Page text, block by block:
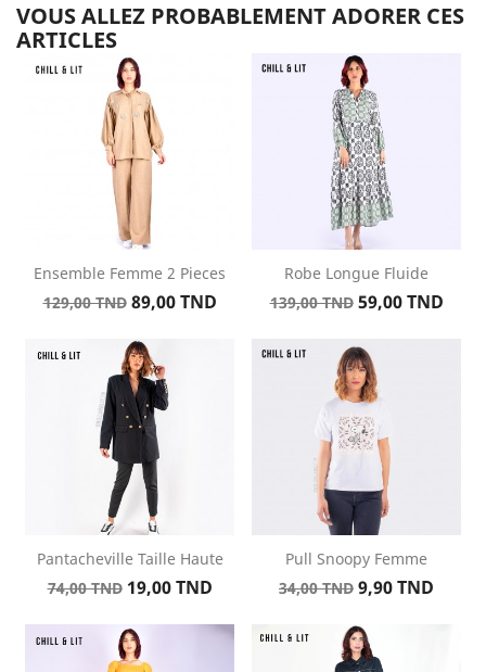
VOUS ALLEZ PROBABLEMENT ADORER CES
ARTICLES
Ensemble Femme 2 Pieces
Prix
129,00 TND Prix
89,00 TND
Robe Longue Fluide
Prix
base
139,00 TND Prix
59,00 TND
Pantacheville Taille Haute
Prix
base
74,00 TND Prix
19,00 TND
Pull Snoopy Femme
Prix
base
34,00 TND Prix
9,90 TND